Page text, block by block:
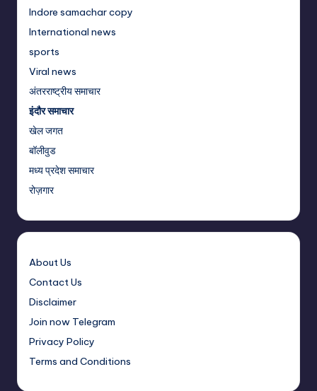
Indore samachar copy
International news
sports
Viral news
अंतरराष्ट्रीय समाचार
इंदौर समाचार
खेल जगत
बॉलीवुड
मध्य प्रदेश समाचार
रोज़गार
About Us
Contact Us
Disclaimer
Join now Telegram
Privacy Policy
Terms and Conditions